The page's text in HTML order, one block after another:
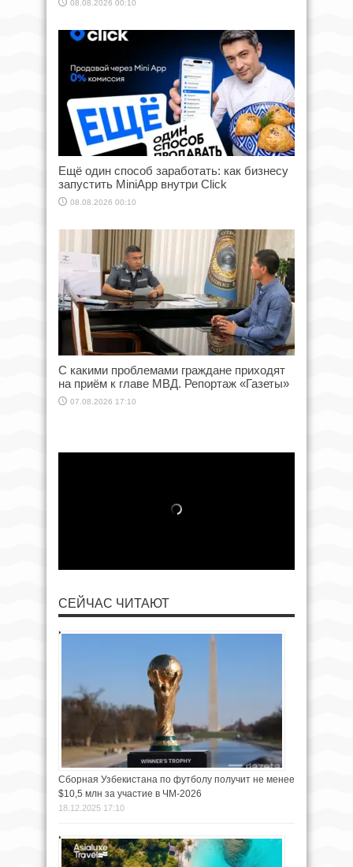
08.08.2026 00:10
Ещё один способ заработать: как бизнесу
запустить MiniApp внутри Click
08.08.2026 00:10
С какими проблемами граждане приходят
на приём к главе МВД. Репортаж «Газеты»
07.08.2026 17:10
СЕЙЧАС ЧИТАЮТ
Сборная Узбекистана по футболу получит не менее
$10,5 млн за участие в ЧМ-2026
18.12.2025 17:10